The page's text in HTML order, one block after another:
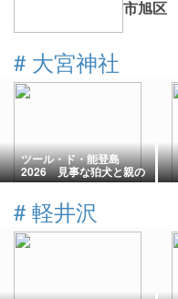
市旭区
# 大宮神社
ツール・ド・能登島
2026 見事な狛犬と親の
願い
# 軽井沢